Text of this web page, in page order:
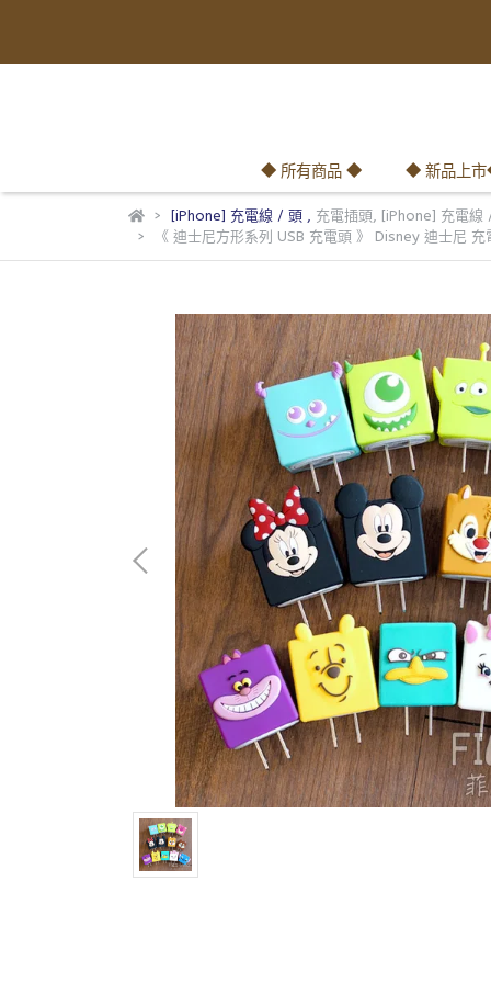
◆ 所有商品 ◆ ◆ 新品上
[iPhone] 充電線 / 頭, 充電插頭, [iPhone] 充電線
《 迪士尼方形系列 USB 充電頭 》 Disney 迪士尼